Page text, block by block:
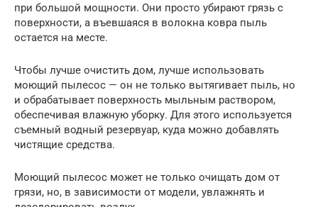
при большой мощности. Они просто убирают грязь с
поверхности, а въевшаяся в волокна ковра пыль
остается на месте.
Чтобы лучше очистить дом, лучше использовать
моющий пылесос — он не только вытягивает пыль, но
и обрабатывает поверхность мыльным раствором,
обеспечивая влажную уборку. Для этого используется
съемный водный резервуар, куда можно добавлять
чистящие средства.
Моющий пылесос может не только очищать дом от
грязи, но, в зависимости от модели, увлажнять и